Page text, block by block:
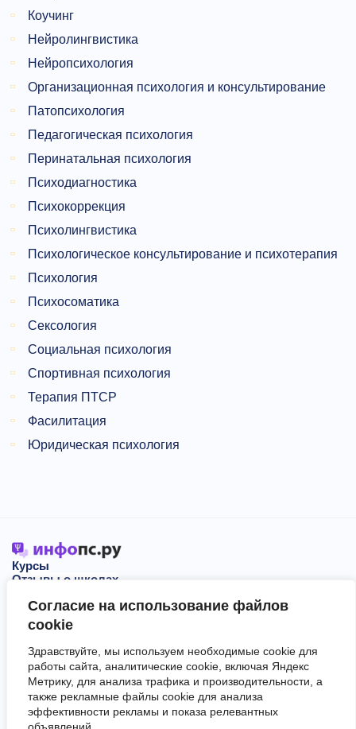
Согласие на использование файлов
cookie
Здравствуйте, мы используем необходимые cookie для
работы сайта, аналитические cookie, включая Яндекс
Метрику, для анализа трафика и производительности, а
также рекламные файлы cookie для анализа
эффективности рекламы и показа релевантных
Коучинг
Нейролингвистика
Нейропсихология
Организационная психология и консультирование
Патопсихология
Педагогическая психология
Перинатальная психология
Психодиагностика
Психокоррекция
Психолингвистика
Психологическое консультирование и психотерапия
Психология
Психосоматика
Сексология
Социальная психология
Спортивная психология
Терапия ПТСР
Фасилитация
Юридическая психология
Курсы
Отзывы о школах
События
О нас
Пользовательское соглашение
Политика обработки персональных данных
Сервис не оказывает образовательные услуги.
Информация, размещённая на сайте, не является публичной
офертой.